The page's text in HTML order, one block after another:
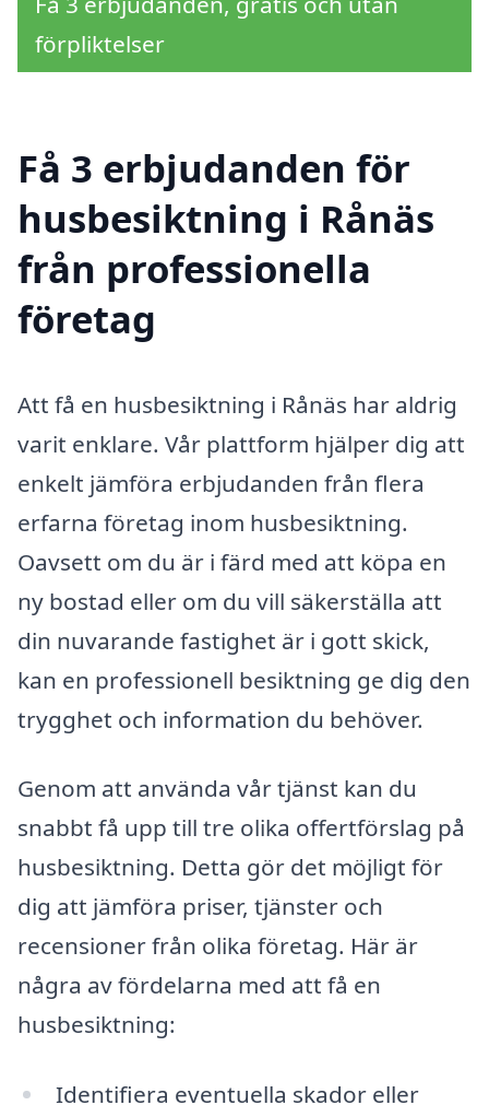
förpliktelser
Få 3 erbjudanden för
husbesiktning i Rånäs
från professionella
företag
Att få en husbesiktning i Rånäs har aldrig
varit enklare. Vår plattform hjälper dig att
enkelt jämföra erbjudanden från flera
erfarna företag inom husbesiktning.
Oavsett om du är i färd med att köpa en
ny bostad eller om du vill säkerställa att
din nuvarande fastighet är i gott skick,
kan en professionell besiktning ge dig den
trygghet och information du behöver.
Genom att använda vår tjänst kan du
snabbt få upp till tre olika offertförslag på
husbesiktning. Detta gör det möjligt för
dig att jämföra priser, tjänster och
recensioner från olika företag. Här är
några av fördelarna med att få en
husbesiktning:
Identifiera eventuella skador eller